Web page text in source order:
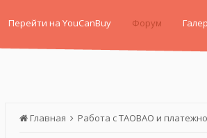
Перейти на YouCanBuy Форум
Главная Работа с TAOBAO и